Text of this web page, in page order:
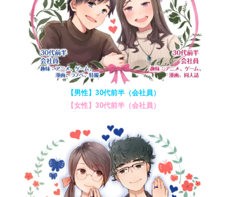
【男性】30代前半（会社員）
【女性】30代前半（会社員）